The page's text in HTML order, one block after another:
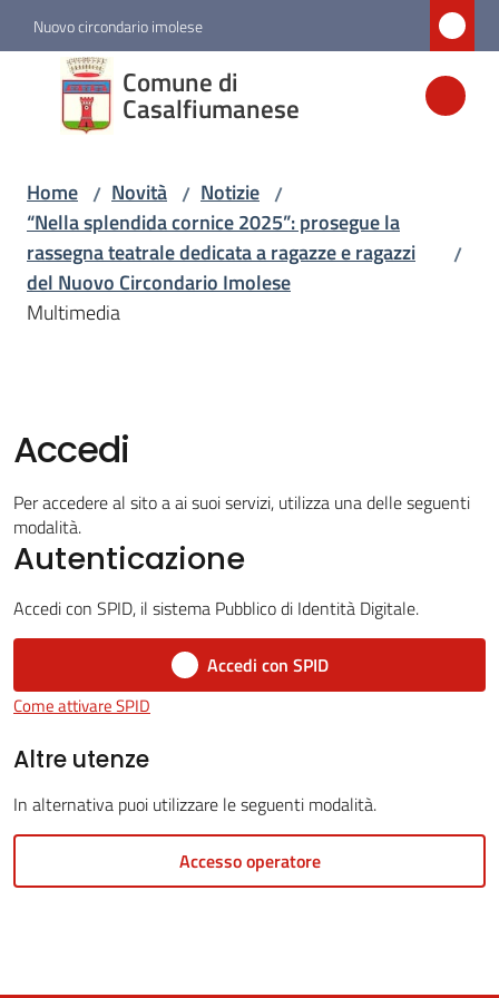
Vai al contenuto
Vai alla navigazione
Vai al footer
Nuovo circondario imolese
Comune di
Casalfiumanese
Comune di
Casalfiumanese
Amministrazione
Novità
Menu selezionato
Casalfiumanese
5x1000
on-
Tutti
gli
Home / Novità / Notizie /
“Nella splendida cornice 2025”: prosegue la
rassegna teatrale dedicata a ragazze e ragazzi
del Nuovo Circondario Imolese
/
Multimedia
Accedi
Per accedere al sito a ai suoi servizi, utilizza una delle seguenti
modalità.
Autenticazione
Accedi con SPID, il sistema Pubblico di Identità Digitale.
Accedi con SPID
Come attivare SPID
Altre utenze
In alternativa puoi utilizzare le seguenti modalità.
Accesso operatore